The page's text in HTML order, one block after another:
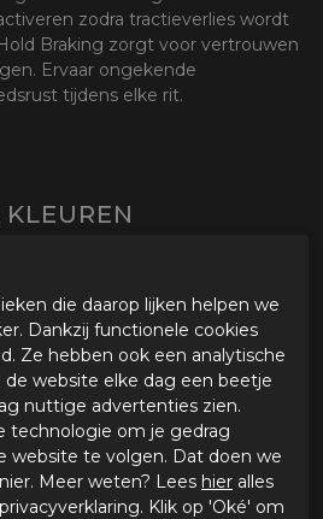
zodra tractieverlies wordt
Braking zorgt voor vertrouwen
Ervaar ongekende
tijdens elke rit.
die daarop lijken helpen we
Dankzij functionele cookies
Ze hebben ook een analytische
website elke dag een beetje
nuttige advertenties zien.
technologie om je gedrag
website te volgen. Dat doen we
Meer weten? Lees hier alles
Klik op 'Oké' om